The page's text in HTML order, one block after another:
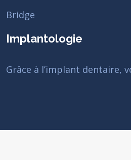
Bridge
Implantologie
Grâce à l’implant dentaire,